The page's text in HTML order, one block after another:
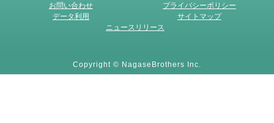
お問い合わせ
プライバシーポリシー
データ利用
サイトマップ
ニュースリリース
Copyright © NagaseBrothers Inc.